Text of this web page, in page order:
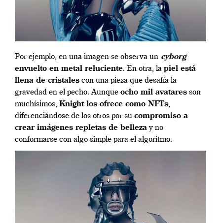
Por ejemplo, en una imagen se observa un cyborg
envuelto en metal reluciente. En otra, la piel está
llena de cristales con una pieza que desafía la
gravedad en el pecho. Aunque ocho mil avatares son
muchísimos, Knight los ofrece como NFTs,
diferenciándose de los otros por su compromiso a
crear imágenes repletas de bellezay no
conformarse con algo simple para el algoritmo.